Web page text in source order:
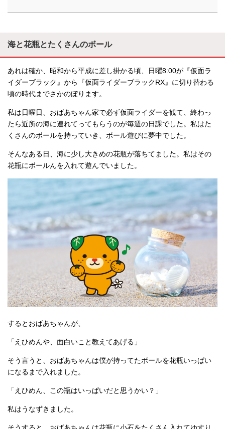
海と花瓶とたくさんのボール
あれは確か、昭和から平成に差し掛かる頃、日曜8:00が『仮面ラ
イダーブラック』から『仮面ライダーブラックRX』に切り替わる
頃の時代までさかのぼります。
私は日曜日、おばあちゃん家で必ず仮面ライダーを観て、終わっ
たら近所の海に連れてってもらうのが毎週の日課でした。私はた
くさんのボールを持っていき、ボール遊びに夢中でした。
そんなある日、海に少し大きめの花瓶が落ちてました。私はその
花瓶にボールんを入れて遊んでいました。
するとおばあちゃんが、
「えひめんや、面白いこと教えてあげる」
そう言うと、おばあちゃんは僕が持ってたボールを花瓶いっぱい
になるまで入れました。
「えひめん、この瓶はいっぱいだと思うかい？」
私はうなずきました。